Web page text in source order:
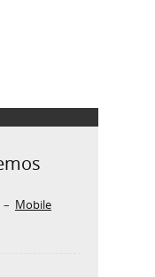
– Mobile